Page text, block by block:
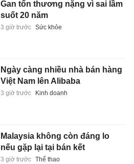
Gan tổn thương nặng vì sai lầm
suốt 20 năm
3 giờ trước Sức khỏe
Ngày càng nhiều nhà bán hàng
Việt Nam lên Alibaba
3 giờ trước Kinh doanh
Malaysia không còn đáng lo
nếu gặp lại tại bán kết
3 giờ trước Thể thao